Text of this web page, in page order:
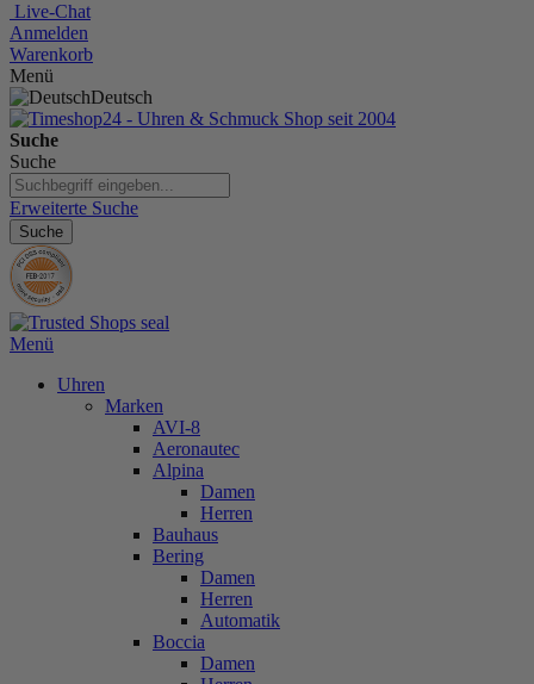
Live-Chat
Anmelden
Warenkorb
Menü
Deutsch
Suche
Suche
Erweiterte Suche
Suche
Menü
Uhren
Marken
AVI-8
Aeronautec
Alpina
Damen
Herren
Bauhaus
Bering
Damen
Herren
Automatik
Boccia
Damen